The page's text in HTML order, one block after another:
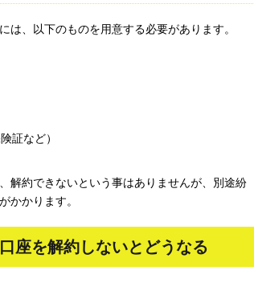
は、以下のものを用意する必要があります。
証など）
解約できないという事はありませんが、別途紛
かかります。
座を解約しないとどうなる